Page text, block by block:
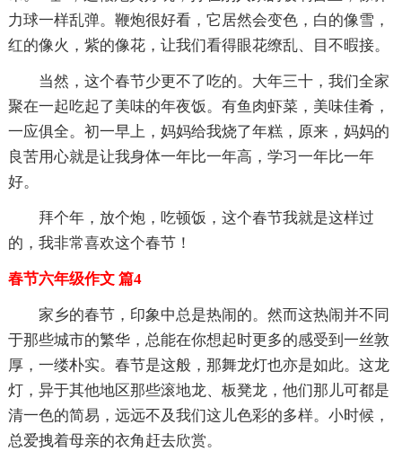
力球一样乱弹。鞭炮很好看，它居然会变色，白的像雪，
红的像火，紫的像花，让我们看得眼花缭乱、目不暇接。
当然，这个春节少更不了吃的。大年三十，我们全家
聚在一起吃起了美味的年夜饭。有鱼肉虾菜，美味佳肴，
一应俱全。初一早上，妈妈给我烧了年糕，原来，妈妈的
良苦用心就是让我身体一年比一年高，学习一年比一年
好。
拜个年，放个炮，吃顿饭，这个春节我就是这样过
的，我非常喜欢这个春节！
春节六年级作文 篇4
家乡的春节，印象中总是热闹的。然而这热闹并不同
于那些城市的繁华，总能在你想起时更多的感受到一丝敦
厚，一缕朴实。春节是这般，那舞龙灯也亦是如此。这龙
灯，异于其他地区那些滚地龙、板凳龙，他们那儿可都是
清一色的简易，远远不及我们这儿色彩的多样。小时候，
总爱拽着母亲的衣角赶去欣赏。